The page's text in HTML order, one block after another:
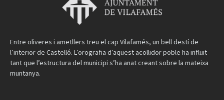
Entre oliveres i ametllers treu el cap Vilafamés, un bell destí de
l’interior de Castelló. L’orografia d’aquest acollidor poble ha influït
tant que l’estructura del municipi s’ha anat creant sobre la mateixa
muntanya.